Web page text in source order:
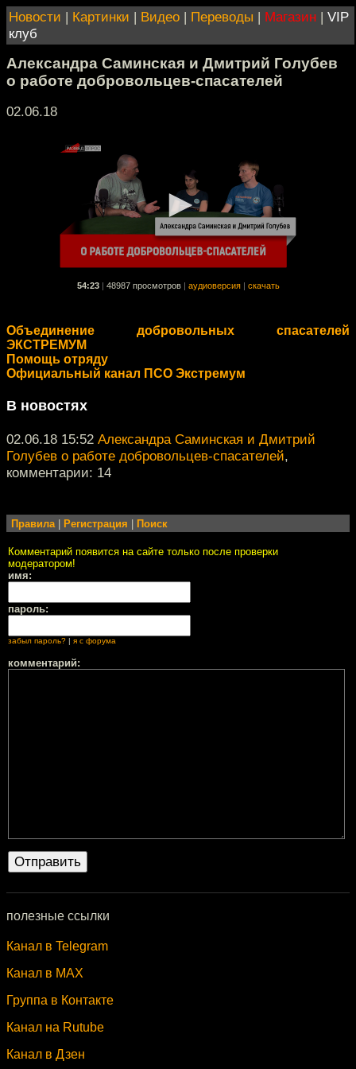
Новости | Картинки | Видео | Переводы | Магазин | VIP
клуб
Александра Саминская и Дмитрий Голубев
о работе добровольцев-спасателей
02.06.18
54:23 48987 просмотров аудиоверсия скачать
Объединение добровольных спасателей
ЭКСТРЕМУМ
Помощь отряду
Официальный канал ПСО Экстремум
В новостях
02.06.18 15:52 Александра Саминская и Дмитрий
Голубев о работе добровольцев-спасателей,
комментарии: 14
Правила| Регистрация Поиск
Комментарий появится на сайте только после проверки
модератором!
имя:
пароль:
забыл пароль? я с форума
комментарий:
полезные ссылки
Канал в Telegram
Канал в MAX
Группа в Контакте
Канал на Rutube
Канал в Дзен